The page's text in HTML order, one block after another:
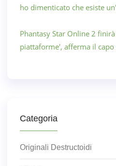
ho dimenticato che esiste
Phantasy Star Online 2
piattaforme', afferma il capo
Categoria
Originali Destructoidi